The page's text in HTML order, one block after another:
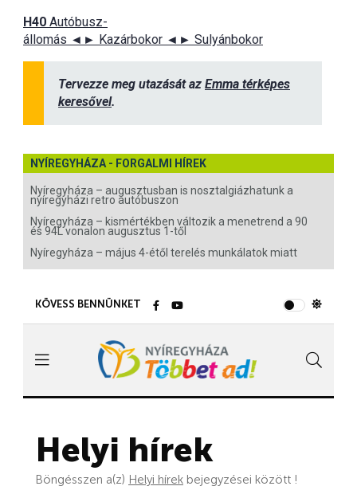
H40 Autóbusz-
állomás ◄► Kazárbokor ◄► Sulyánbokor
Tervezze meg utazását az Emma térképes
keresővel.
NYÍREGYHÁZA - FORGALMI HÍREK
Nyíregyháza – augusztusban is nosztalgiázhatunk a
nyíregyházi retro autóbuszon
Nyíregyháza – kismértékben változik a menetrend a 90
és 94L vonalon augusztus 1-től
Nyíregyháza – május 4-étől terelés munkálatok miatt